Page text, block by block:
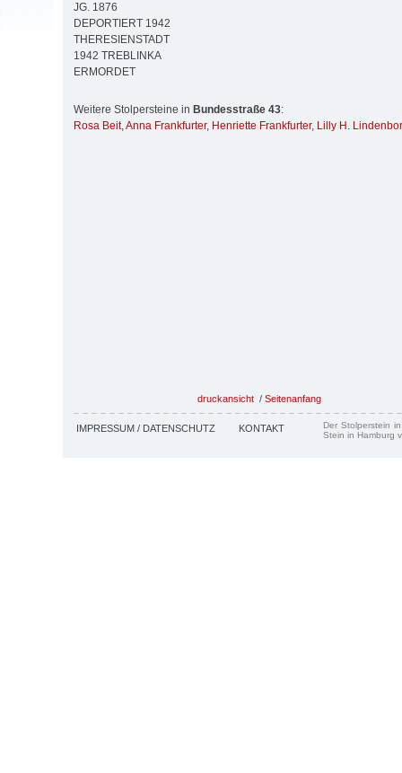
JG. 1876
DEPORTIERT 1942
THERESIENSTADT
1942 TREBLINKA
ERMORDET
Weitere Stolpersteine in Bundesstraße 43:
Rosa Beit,Anna Frankfurter, Henriette Frankfurter, Lilly H.
druckansicht / Seitenanfang
IMPRESSUM / DATENSCHUTZ KONTAKT
Der Stolperstein
Stein in Hamburg